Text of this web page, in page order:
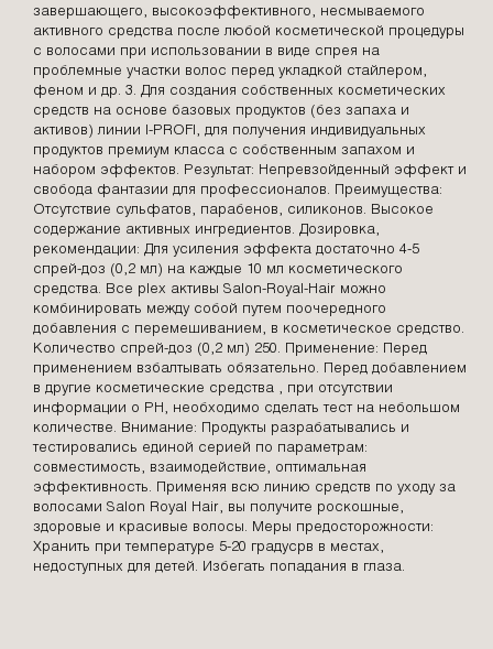
завершающего, высокоэффективного, несмываемого
активного средства после любой косметической процедуры
с волосами при использовании в виде спрея на
проблемные участки волос перед укладкой стайлером,
феном и др. 3. Для создания собственных косметических
средств на основе базовых продуктов (без запаха и
активов) линии I-PROFI, для получения индивидуальных
продуктов премиум класса с собственным запахом и
набором эффектов. Результат: Непревзойденный эффект и
свобода фантазии для профессионалов. Преимущества:
Отсутствие сульфатов, парабенов, силиконов. Высокое
содержание активных ингредиентов. Дозировка,
рекомендации: Для усиления эффекта достаточно 4-5
спрей-доз (0,2 мл) на каждые 10 мл косметического
средства. Все plex активы Salon-Royal-Hair можно
комбинировать между собой путем поочередного
добавления с перемешиванием, в косметическое средство.
Количество спрей-доз (0,2 мл) 250. Применение: Перед
применением взбалтывать обязательно. Перед добавлением
в другие косметические средства , при отсутствии
информации о PH, необходимо сделать тест на небольшом
количестве. Внимание: Продукты разрабатывались и
тестировались единой серией по параметрам:
совместимость, взаимодействие, оптимальная
эффективность. Применяя всю линию средств по уходу за
волосами Salon Royal Hair, вы получите роскошные,
здоровые и красивые волосы. Меры предосторожности:
Хранить при температуре 5-20 градусрв в местах,
недоступных для детей. Избегать попадания в глаза.